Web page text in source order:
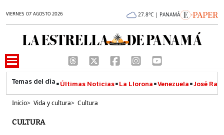
VIERNES 07 AGOSTO 2026 27.8°C | PANAMÁ
Últimas Noticias La Llorona Venezuela José
Inicio> Vida y cultura> Cultura
CULTURA